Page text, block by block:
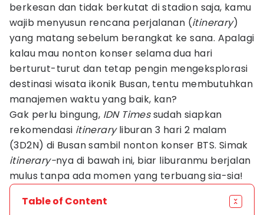
berkesan dan tidak berkutat di stadion saja, kamu
wajib menyusun rencana perjalanan (itinerary)
yang matang sebelum berangkat ke sana. Apalagi
kalau mau nonton konser selama dua hari
berturut-turut dan tetap pengin mengeksplorasi
destinasi wisata ikonik Busan, tentu membutuhkan
manajemen waktu yang baik, kan?
Gak perlu bingung, IDN Timessudah siapkan
rekomendasi itineraryliburan 3 hari 2 malam
(3D2N) di Busan sambil nonton konser BTS. Simak
itinerary-nya di bawah ini, biar liburanmu berjalan
mulus tanpa ada momen yang terbuang sia-sia!
Table of Content